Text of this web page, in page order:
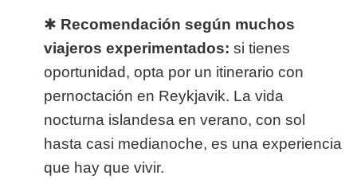
✱ Recomendación según muchos
viajeros experimentados: si tienes
oportunidad, opta por un itinerario con
pernoctación en Reykjavik. La vida
nocturna islandesa en verano, con sol
hasta casi medianoche, es una experiencia
que hay que vivir.